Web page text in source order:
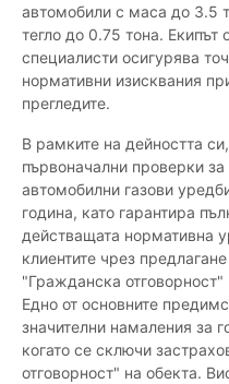
автомобили с маса до 3.5
тегло до 0.75 тона. Екипът
специалисти осигурява
нормативни изисквания
прегледите.
В рамките на дейността
първоначални проверки за
автомобилни газови
година, като гарантира
действащата нормативна
клиентите чрез
"Гражданска
Едно от основните
значителни намаления за
когато се сключи
отговорност" на обекта.